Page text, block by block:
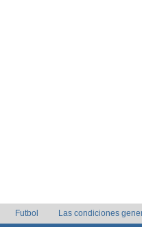
Futbol Las condiciones